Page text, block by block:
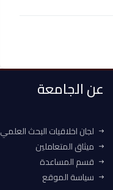
عن الجامعة
لجان اخلاقيات البحث العلمي
ميثاق المتعاملين
قسم المساعدة
سياسة الموقع